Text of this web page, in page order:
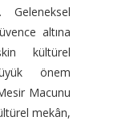
Geleneksel
altına
kültürel
önem
Macunu
mekân,